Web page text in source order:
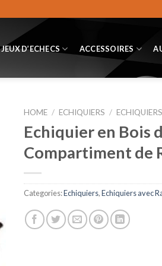
JEUX D’ECHECS ACCESSOIRES
HOME / ECHIQUIERS /
Echiquier en Bois
Compartiment de
Categories:Echiquiers,Echiquiers avec